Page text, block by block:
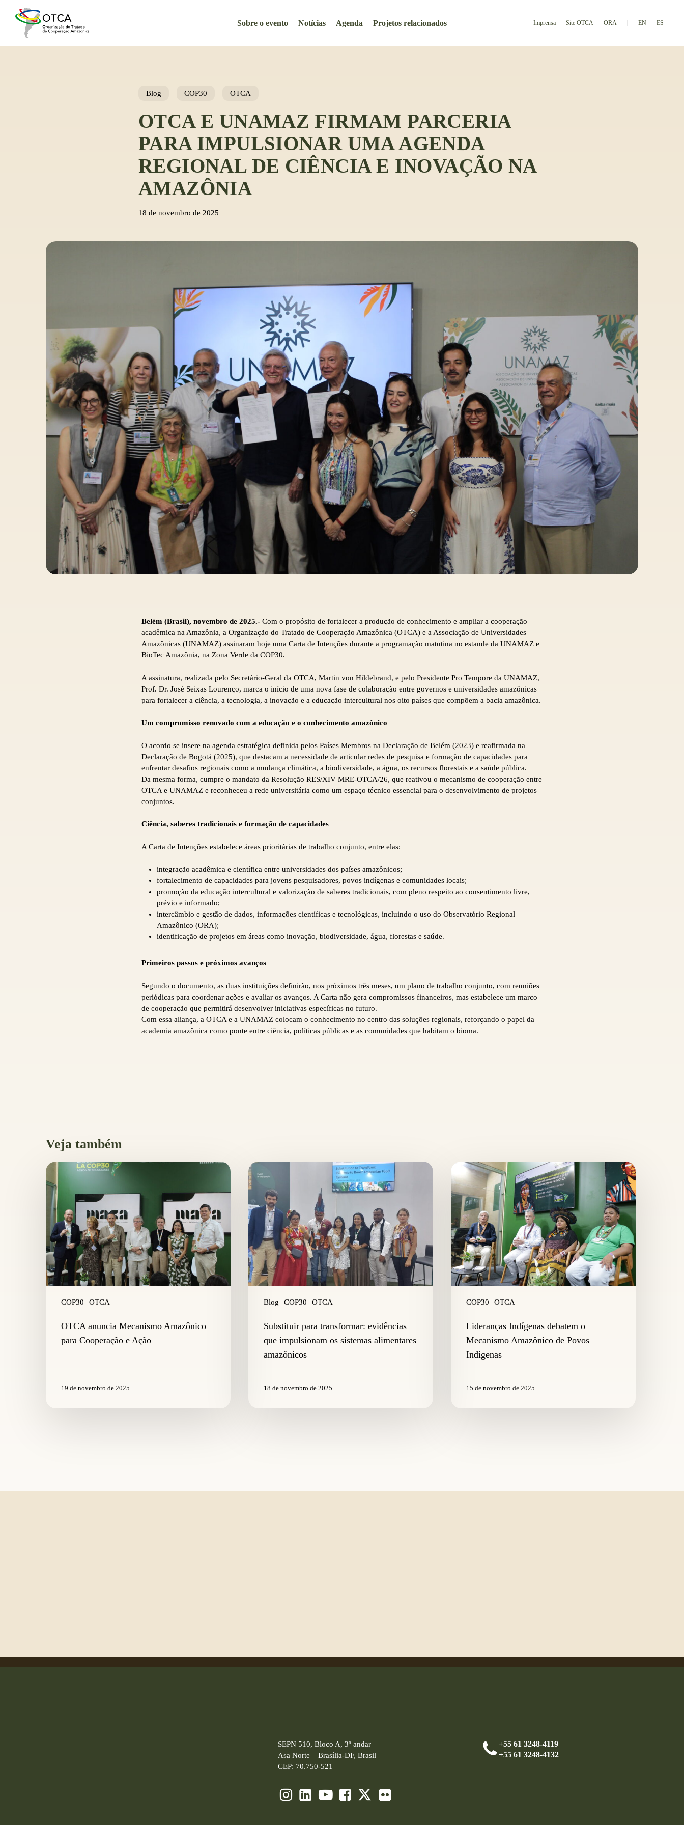
Sobre o evento Notícias Agenda Projetos relacionados Imprensa Site OTCA ORA EN ES
Blog COP30 OTCA
OTCA E UNAMAZ FIRMAM PARCERIA
PARA IMPULSIONAR UMA AGENDA
REGIONAL DE CIÊNCIA E INOVAÇÃO NA
AMAZÔNIA
18 de novembro de 2025
Belém (Brasil), novembro de 2025.- Com o propósito de fortalecer a produção de conhecimento e ampliar a cooperação
acadêmica na Amazônia, a Organização do Tratado de Cooperação Amazônica (OTCA) e a Associação de Universidades
Amazônicas (UNAMAZ) assinaram hoje uma Carta de Intenções durante a programação matutina no estande da UNAMAZ e
BioTec Amazônia, na Zona Verde da COP30.
A assinatura, realizada pelo Secretário-Geral da OTCA, Martin von Hildebrand, e pelo Presidente Pro Tempore da UNAMAZ,
Prof. Dr. José Seixas Lourenço, marca o início de uma nova fase de colaboração entre governos e universidades amazônicas
para fortalecer a ciência, a tecnologia, a inovação e a educação intercultural nos oito países que compõem a bacia amazônica.
Um compromisso renovado com a educação e o conhecimento amazônico
O acordo se insere na agenda estratégica definida pelos Países Membros na Declaração de Belém (2023) e reafirmada na
Declaração de Bogotá (2025), que destacam a necessidade de articular redes de pesquisa e formação de capacidades para
enfrentar desafios regionais como a mudança climática, a biodiversidade, a água, os recursos florestais e a saúde pública.
Da mesma forma, cumpre o mandato da Resolução RES/XIV MRE-OTCA/26, que reativou o mecanismo de cooperação entre
OTCA e UNAMAZ e reconheceu a rede universitária como um espaço técnico essencial para o desenvolvimento de projetos
conjuntos.
Ciência, saberes tradicionais e formação de capacidades
A Carta de Intenções estabelece áreas prioritárias de trabalho conjunto, entre elas:
integração acadêmica e científica entre universidades dos países amazônicos;
fortalecimento de capacidades para jovens pesquisadores, povos indígenas e comunidades locais;
promoção da educação intercultural e valorização de saberes tradicionais, com pleno respeito ao consentimento livre,
prévio e informado;
intercâmbio e gestão de dados, informações científicas e tecnológicas, incluindo o uso do Observatório Regional
Amazônico (ORA);
identificação de projetos em áreas como inovação, biodiversidade, água, florestas e saúde.
Primeiros passos e próximos avanços
Segundo o documento, as duas instituições definirão, nos próximos três meses, um plano de trabalho conjunto, com reuniões
periódicas para coordenar ações e avaliar os avanços. A Carta não gera compromissos financeiros, mas estabelece um marco
de cooperação que permitirá desenvolver iniciativas específicas no futuro.
Com essa aliança, a OTCA e a UNAMAZ colocam o conhecimento no centro das soluções regionais, reforçando o papel da
academia amazônica como ponte entre ciência, políticas públicas e as comunidades que habitam o bioma.
Veja também
COP30 OTCA
OTCA
Mecanismo
Amazônico
para
Cooperação
Ação
OTCA anuncia Mecanismo Amazônico
para Cooperação e Ação
19 de novembro de 2025
Blog COP30 OTCA
Substituir
para
transformar:
evidências
que
impulsionam
sistemas
alimentares
amazônicos
Substituir para transformar: evidências
que impulsionam os sistemas alimentares
amazônicos
18 de novembro de 2025
COP30 OTCA
Lideranças
Indígenas
debatem
Mecanismo
Amazônico
de
Povos
Indígenas
Lideranças Indígenas debatem o
Mecanismo Amazônico de Povos
Indígenas
15 de novembro de 2025
SEPN 510, Bloco A, 3º andar
Asa Norte – Brasília-DF, Brasil
CEP: 70.750-521
+55 61 3248-4119
+55 61 3248-4132